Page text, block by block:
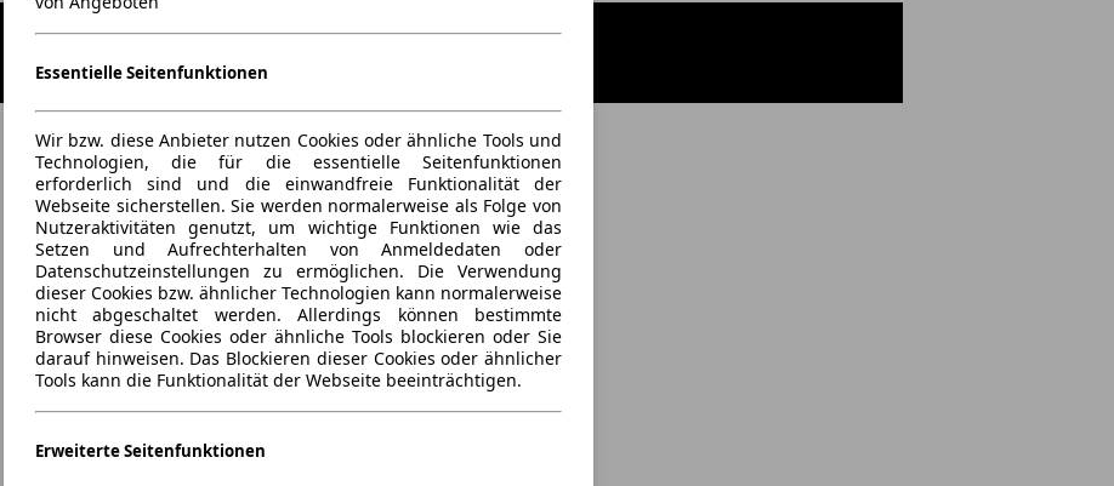
Essentielle Seitenfunktionen
Wir bzw. diese Anbieter nutzen Cookies oder ähnliche Tools und
Technologien, die für die essentielle Seitenfunktionen
erforderlich sind und die einwandfreie Funktionalität der
Webseite sicherstellen. Sie werden normalerweise als Folge von
Nutzeraktivitäten genutzt, um wichtige Funktionen wie das
Setzen und Aufrechterhalten von Anmeldedaten oder
Datenschutzeinstellungen zu ermöglichen. Die Verwendung
dieser Cookies bzw. ähnlicher Technologien kann normalerweise
nicht abgeschaltet werden. Allerdings können bestimmte
Browser diese Cookies oder ähnliche Tools blockieren oder Sie
darauf hinweisen. Das Blockieren dieser Cookies oder ähnlicher
Tools kann die Funktionalität der Webseite beeinträchtigen.
Erweiterte Seitenfunktionen